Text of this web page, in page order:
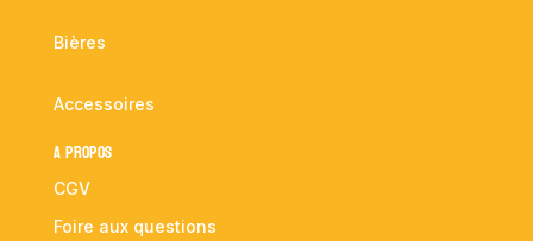
Bières
Accessoires
A propos
CGV
Foire aux questions